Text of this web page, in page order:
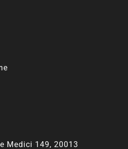
Medici 149, 20013